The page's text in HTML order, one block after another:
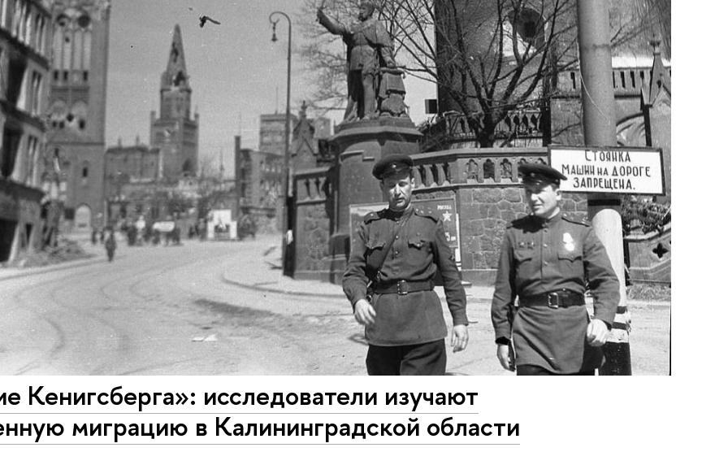
Кенигсберга»: исследователи изучают
миграцию в Калининградской области